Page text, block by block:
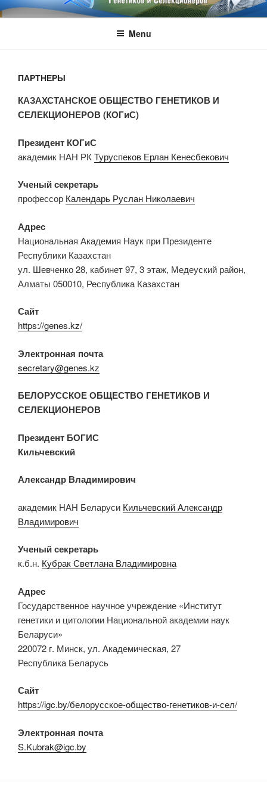
Skip
to
ВОГИС
Menu
ПАРТНЕРЫ
КАЗАХСТАНСКОЕ ОБЩЕСТВО ГЕНЕТИКОВ И
СЕЛЕКЦИОНЕРОВ (КОГиС)
Президент КОГиС
академик НАН РК Туруспеков Ерлан Кенесбекович
Ученый секретарь
профессор Календарь Руслан Николаевич
Адрес
Национальная Академия Наук при Президенте
Республики Казахстан
ул. Шевченко 28, кабинет 97, 3 этаж, Медеуский район,
Алматы 050010, Республика Казахстан
Сайт
https://genes.kz/
Электронная почта
secretary@genes.kz
БЕЛОРУССКОЕ ОБЩЕСТВО ГЕНЕТИКОВ И
СЕЛЕКЦИОНЕРОВ
Президент БОГИС
Кильчевский
Александр Владимирович
академик НАН Беларуси Кильчевский Александр
Владимирович
Ученый секретарь
к.б.н. Кубрак Светлана Владимировна
Адрес
Государственное научное учреждение «Институт
генетики и цитологии Национальной академии наук
Беларуси»
220072 г. Минск, ул. Академическая, 27
Республика Беларусь
Сайт
https://igc.by/белорусское-общество-генетиков-и-сел/
Электронная почта
S.Kubrak@igc.by